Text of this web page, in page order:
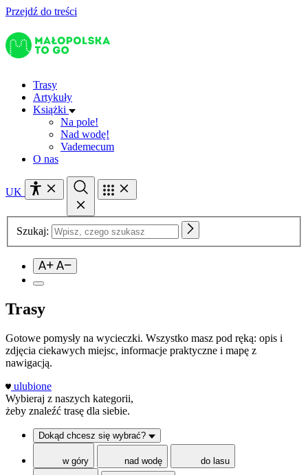
Przejdź do treści
Trasy
Artykuły
Książki
Na pole!
Nad wodę!
Vademecum
O nas
UK
Szukaj:
Trasy
Gotowe pomysły na wycieczki. Wszystko masz pod ręką: opis i
zdjęcia ciekawych miejsc, informacje praktyczne i mapę z
nawigacją.
ulubione
Wybieraj z naszych kategorii,
żeby znaleźć trasę dla siebie.
Dokąd chcesz się wybrać?
w góry nad wodę do lasu